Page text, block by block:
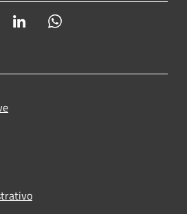
LinkedIn